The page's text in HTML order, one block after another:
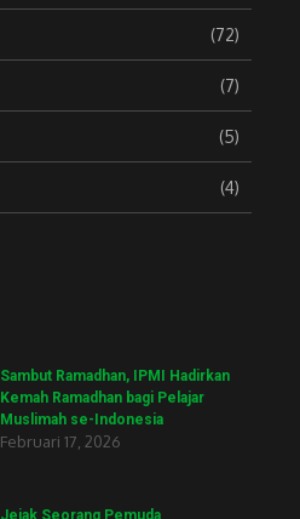
(72)
(7)
(5)
(4)
Sambut Ramadhan, IPMI Hadirkan
Kemah Ramadhan bagi Pelajar
Muslimah se-Indonesia
Februari 17, 2026
Jejak Seorang Pemuda